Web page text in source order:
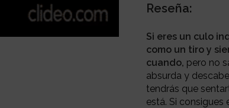
Reseña:
Si eres un culo
como un tiro y
cuando, pero no
absurda y
tendrás que
está. Si consigues